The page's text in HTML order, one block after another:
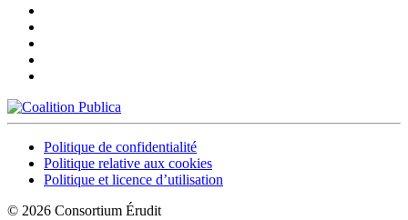
Politique de confidentialité
Politique relative aux cookies
Politique et licence d’utilisation
© 2026 Consortium Érudit